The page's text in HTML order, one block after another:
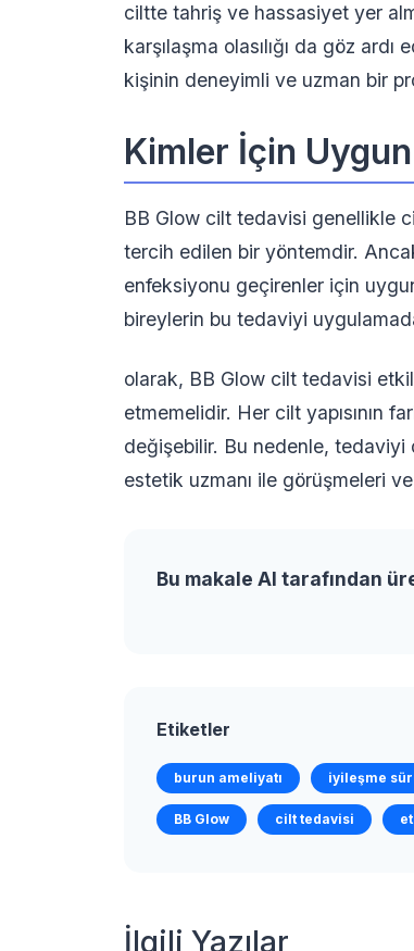
ciltte tahriş ve hassasiyet yer
karşılaşma olasılığı da göz
kişinin deneyimli ve uzman bir
Kimler İçin Uygun
BB Glow cilt tedavisi genellikle
tercih edilen bir yöntemdir.
enfeksiyonu geçirenler için
bireylerin bu tedaviyi
olarak, BB Glow cilt tedavisi
etmemelidir. Her cilt yapısının
değişebilir. Bu nedenle,
estetik uzmanı ile görüşmeleri
Bu makale AI tarafından
Etiketler
burun ameliyatı iyileşme
BB Glow cilt tedavisi
İlgili Yazılar